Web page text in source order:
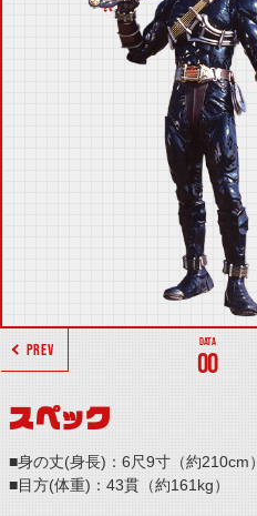
00
PREV
スペック
■身の丈(身長)：6尺9寸（約210cm）
■目方(体重)：43貫（約161kg）